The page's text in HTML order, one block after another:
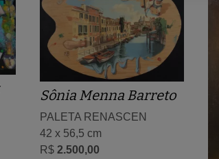
Sônia Menna Barreto
PALETA RENASCEN
42 x 56,5 cm
R$ 2.500,00